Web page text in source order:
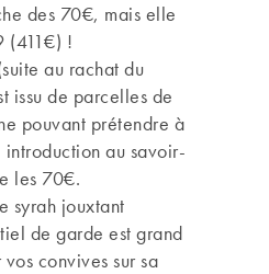
des 70€, mais elle
(411€) !
au rachat du
issu de parcelles de
pouvant prétendre à
au savoir-
les 70€.
syrah jouxtant
de garde est grand
convives sur sa